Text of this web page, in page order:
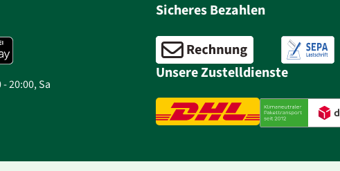
20:00, Sa
Sicheres Bezahlen
Unsere Zustelldienste